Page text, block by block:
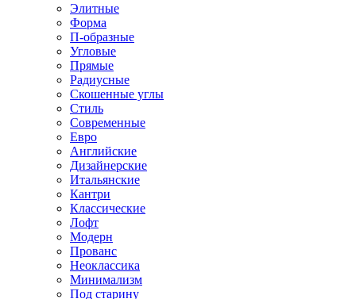
Элитные
Форма
П-образные
Угловые
Прямые
Радиусные
Скошенные углы
Стиль
Современные
Евро
Английские
Дизайнерские
Итальянские
Кантри
Классические
Лофт
Модерн
Прованс
Неоклассика
Минимализм
Под старину